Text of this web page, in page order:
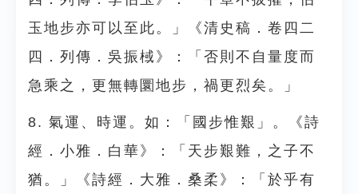
玉地步亦可以至此。」《清史稿．卷四二
四．列傳．吳振棫》：「否則不自量度而
急乘之，更無轉圜地步，禍更烈矣。」
8. 氣運、時運。如：「國步惟艱」。《詩
經．小雅．白華》：「天步艱難，之子不
猶。」《詩經．大雅．桑柔》：「於乎有